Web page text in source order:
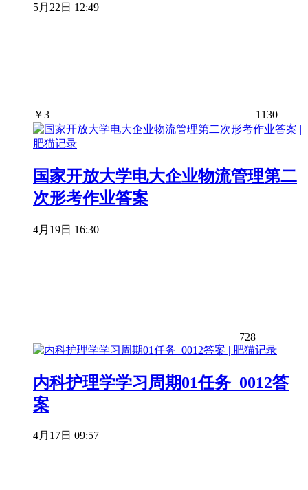
5月22日 12:49
￥3 1130
国家开放大学电大企业物流管理第二
次形考作业答案
4月19日 16:30
728
内科护理学学习周期01任务_0012答
案
4月17日 09:57